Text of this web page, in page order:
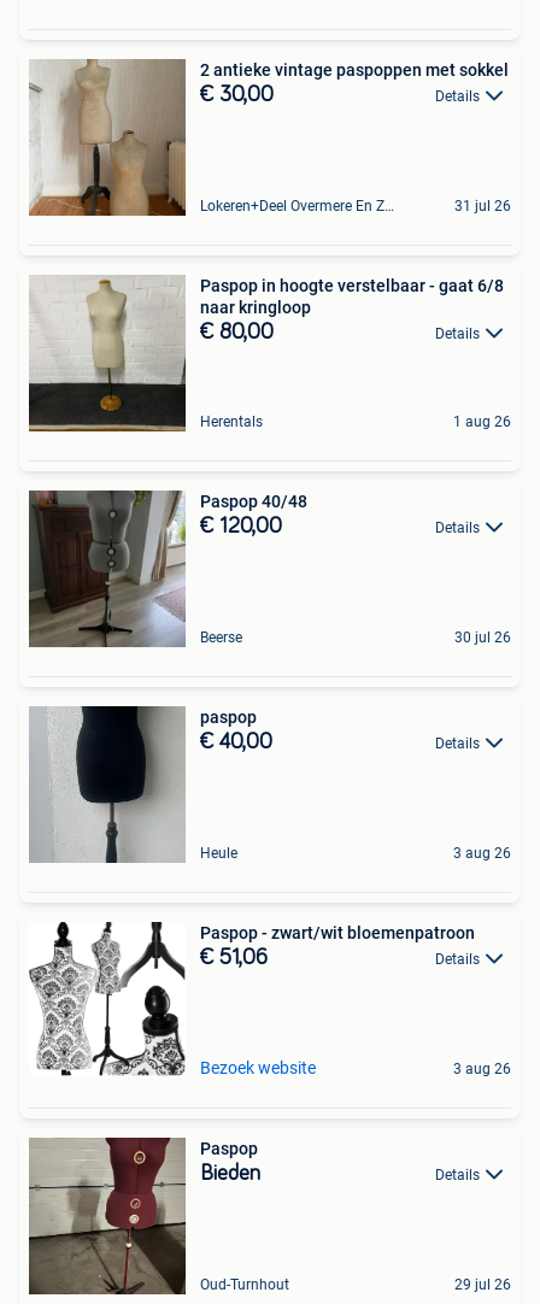
2 antieke vintage paspoppen met sokkel
€ 30,00 Details
Lokeren+Deel Overmere En Zele 31 jul 26
Paspop in hoogte verstelbaar - gaat 6/8
naar kringloop
€ 80,00 Details
Herentals 1 aug 26
Paspop 40/48
€ 120,00 Details
Beerse 30 jul 26
paspop
€ 40,00 Details
Heule 3 aug 26
Paspop - zwart/wit bloemenpatroon
€ 51,06 Details
Bezoek website 3 aug 26
Paspop
Bieden Details
Oud-Turnhout 29 jul 26